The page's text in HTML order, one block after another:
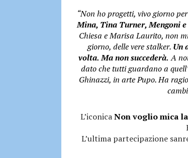
“Non ho progetti, vivo giorno
Mina, Tina Turner, Mengoni
Chiesa e Marisa Laurito, non
giorno, delle vere stalker. Un
volta. Ma non succederà. A
dato che tutti guardano a
Ghinazzi, in arte Pupo. Ha
L’iconicaNon voglio mica
L’ultima partecipazione